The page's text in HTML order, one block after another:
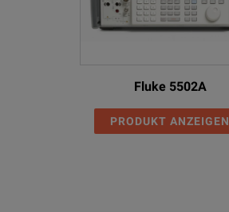
Fluke 5502A
PRODUKT ANZEIGEN